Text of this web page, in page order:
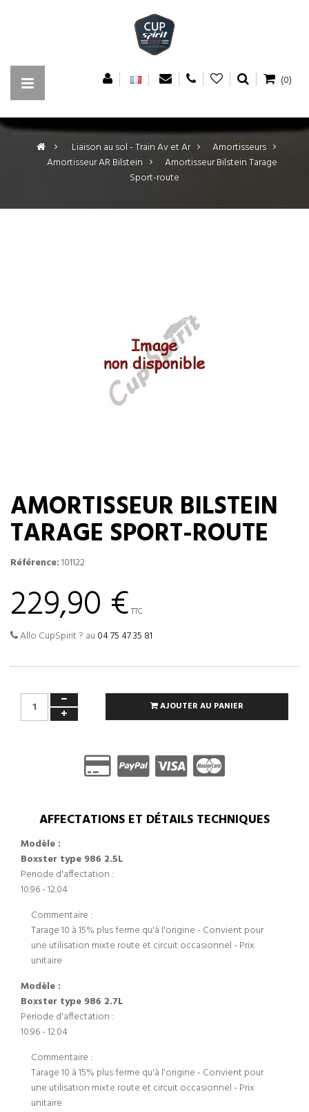
(0)
> Liaison au sol - Train Av et Ar >
Amortisseurs
Amortisseur AR Bilstein >
Amortisseur Bilstein Tarage
Sport-route
AMORTISSEUR BILSTEIN
TARAGE SPORT-ROUTE
Référence:101122
229,90 € TTC
Allo CupSpirit ? au 04 75 47 35 81
AJOUTER AU PANIER
AFFECTATIONS ET DÉTAILS TECHNIQUES
Modèle :
Boxster type 986 2.5L
Periode d'affectation :
10.96 - 12.04
Commentaire :
Tarage 10 à 15% plus ferme qu'à l'origine - Convient pour
une utilisation mixte route et circuit occasionnel - Prix
unitaire
Modèle :
Boxster type 986 2.7L
Periode d'affectation :
10.96 - 12.04
Commentaire :
Tarage 10 à 15% plus ferme qu'à l'origine - Convient pour
une utilisation mixte route et circuit occasionnel - Prix
unitaire